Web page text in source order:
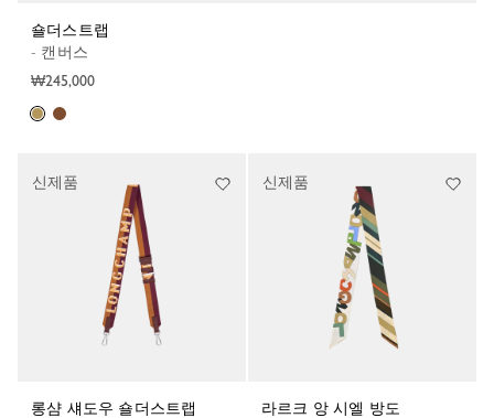
숄더스트랩
- 캔버스
₩245,000
롱샴 섀도우 숄더스트랩
신제품
라르크 앙 시엘 방도
신제품